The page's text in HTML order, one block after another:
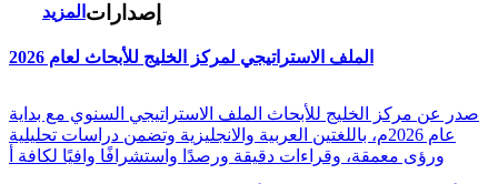
المزيد إصدارات
الملف الاستراتيجي لمركز الخليج للأبحاث لعام 2026
صدر عن مركز الخليج للأبحاث الملف الاستراتيجي السنوي مع بداية
عام 2026م، باللغتين العربية والانجليزية وتضمن دراسات تحليلية
ورؤى معمقة، وقراءات دقيقة ورصدًا واستشرافًا وافيًا لكافة أ